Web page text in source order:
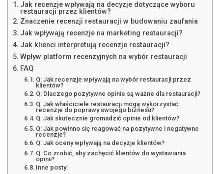
Jak recenzje wpływają na decyzje dotyczące wyboru
restauracji przez klientów?
Znaczenie recenzji restauracji w budowaniu zaufania
Jak wpływają recenzje na marketing restauracji?
Jak klienci interpretują recenzje restauracji?
Wpływ platform recenzyjnych na wybór restauracji
FAQ
Q: Jak recenzje wpływają na wybór restauracji przez
klientów?
Q: Dlaczego pozytywne opinie są ważne dla restauracji?
Q: Jak właściciele restauracji mogą wykorzystać
recenzje do poprawy swojego biznesu?
Q: Jak skutecznie gromadzić opinie od klientów?
Q: Jak powinno się reagować na pozytywne i negatywne
recenzje?
Q: Jak oceny wpływają na decyzje klientów?
Q: Co zrobić, aby zachęcić klientów do wystawiania
opinii?
Inne posty: